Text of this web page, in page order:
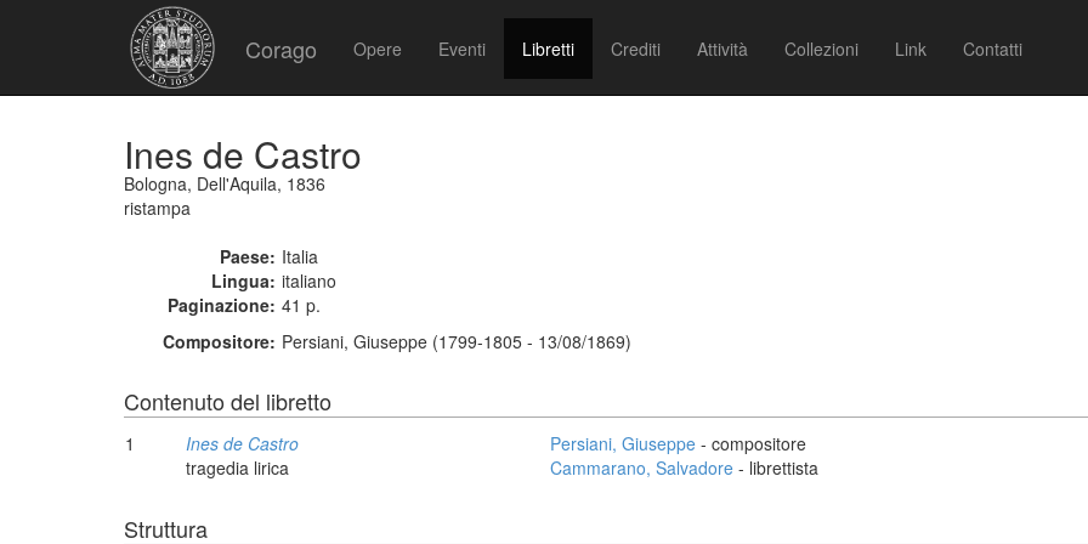
Corago Opere Eventi Libretti Crediti Attività Collezioni Link Contatti
Ines de Castro
Bologna, Dell'Aquila, 1836
ristampa
Paese: Italia
Lingua: italiano
Paginazione: 41 p.
Compositore: Persiani, Giuseppe (1799-1805 - 13/08/1869)
Contenuto del libretto
1
Ines de Castro
tragedia lirica
Persiani, Giuseppe - compositore
Cammarano, Salvadore - librettista
Struttura